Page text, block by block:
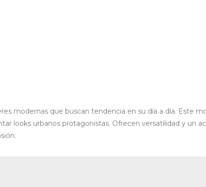
modernas que buscan tendencia en su día a día. Este
looks urbanos protagonistas. Ofrecen versatilidad y un